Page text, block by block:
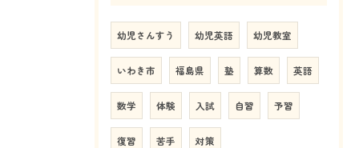
幼児さんすう 幼児英語 幼児教室
いわき市 福島県 塾 算数 英語
数学 体験 入試 自習 予習
復習 苦手 対策